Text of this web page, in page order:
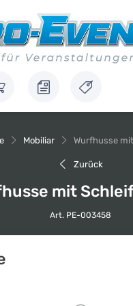
Mobiliar Wurfhusse
Zurück
mit
Art. PE-003458